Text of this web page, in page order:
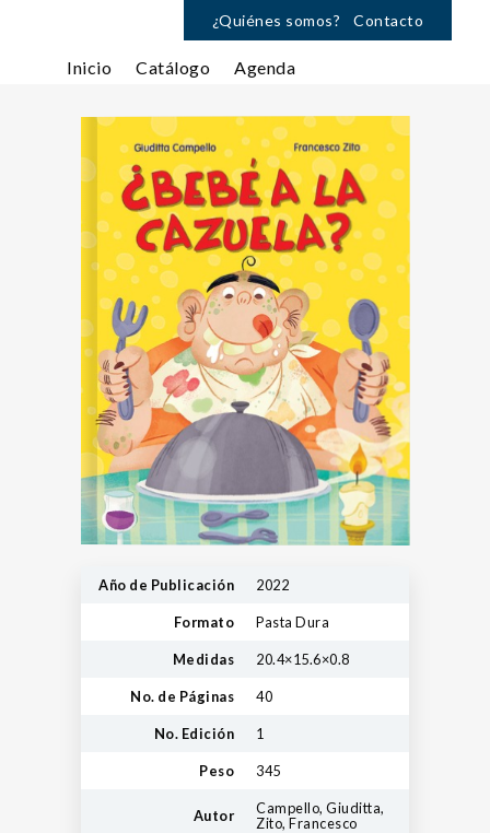
¿Quiénes somos? Contacto
Inicio Catálogo Agenda
Año de Publicación 2022
Formato Pasta Dura
Medidas 20.4×15.6×0.8
No. de Páginas 40
No. Edición 1
Peso 345
Autor
Campello, Giuditta,
Zito, Francesco